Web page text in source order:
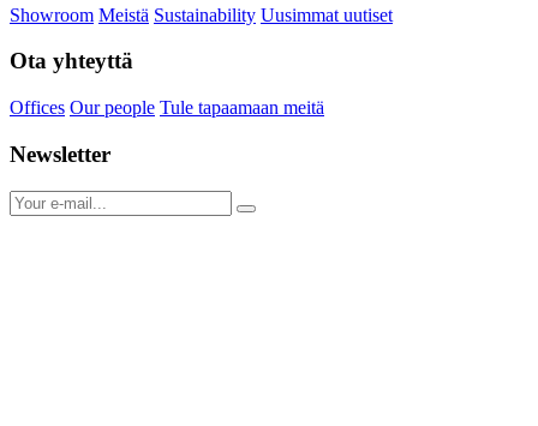
Showroom Meistä Sustainability Uusimmat uutiset
Ota yhteyttä
Offices Our people Tule tapaamaan meitä
Newsletter